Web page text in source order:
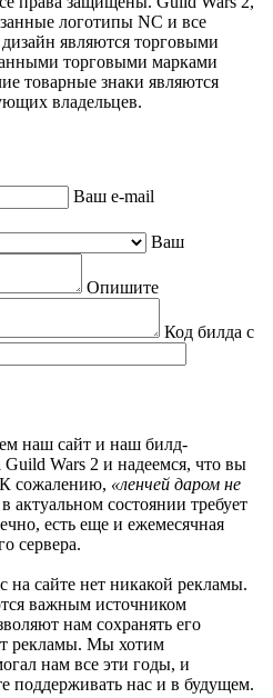
логотипы NC и все
являются торговыми
торговыми марками
товарные знаки являются
владельцев.
Ваш e-mail
Ваш
Опишите
Код билда с
наш сайт и наш билд-
Guild Wars 2 и надеемся, что вы
сожалению, «ленчей даром не
актуальном состоянии требует
есть еще и ежемесячная
сервера.
на сайте нет никакой рекламы.
важным источником
нам сохранять его
рекламы. Мы хотим
нам все эти годы, и
поддерживать нас и в будущем.